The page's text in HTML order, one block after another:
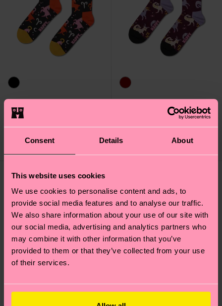
Consent Details About
This website uses cookies
We use cookies to personalise content and ads, to
provide social media features and to analyse our traffic.
We also share information about your use of our site with
our social media, advertising and analytics partners who
may combine it with other information that you’ve
provided to them or that they’ve collected from your use
of their services.
Aries Sock
14 €
Capricorn Sock
14 €